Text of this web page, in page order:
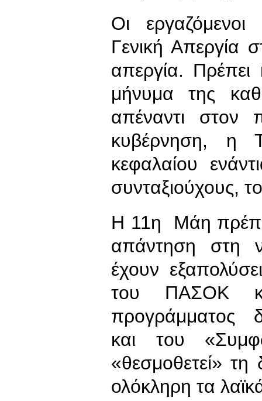
Οι
Γενική Απεργία
απεργία.
μήνυμα της
απέναντι στον
κυβέρνηση, η
κεφαλαίου
συνταξιούχους,
Η 11η Μάη
απάντηση στη
έχουν
του ΠΑΣΟΚ
προγράμματος
και του
«θεσμοθετεί» τη
ολόκληρη τα